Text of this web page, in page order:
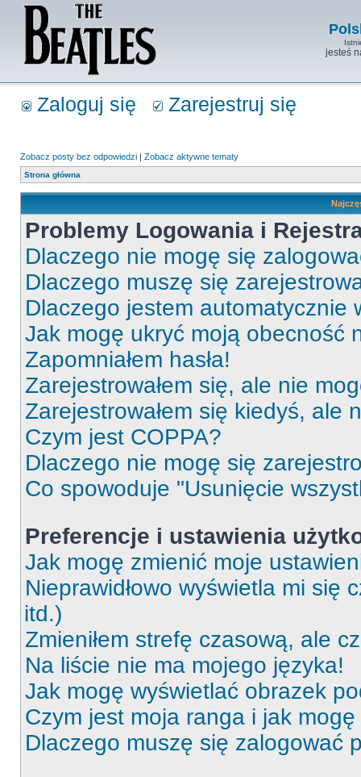
jesteś
Zaloguj się Zarejestruj się
Zobacz posty bez odpowiedzi | Zobacz aktywne tematy
Strona główna
Problemy Logowania i
Dlaczego nie mogę się
Dlaczego muszę się
Dlaczego jestem automatycznie
Jak mogę ukryć moją obecność
Zapomniałem hasła!
Zarejestrowałem się, ale nie
Zarejestrowałem się kiedyś, ale
Czym jest COPPA?
Dlaczego nie mogę się
Co spowoduje "Usunięcie
Preferencje i ustawienia
Jak mogę zmienić moje
Nieprawidłowo wyświetla mi się
itd.)
Zmieniłem strefę czasową, ale
Na liście nie ma mojego języka!
Jak mogę wyświetlać obrazek
Czym jest moja ranga i jak
Dlaczego muszę się zalogować